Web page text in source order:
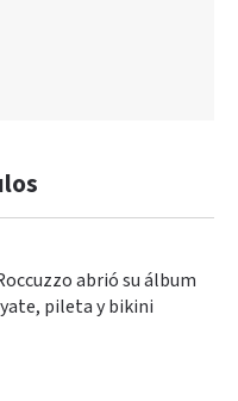
abrió su álbum
pileta y bikini